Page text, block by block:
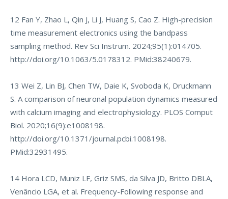
12 Fan Y, Zhao L, Qin J, Li J, Huang S, Cao Z. High-precision
time measurement electronics using the bandpass
sampling method. Rev Sci Instrum. 2024;95(1):014705.
http://doi.org/10.1063/5.0178312. PMid:38240679.
13 Wei Z, Lin BJ, Chen TW, Daie K, Svoboda K, Druckmann
S. A comparison of neuronal population dynamics measured
with calcium imaging and electrophysiology. PLOS Comput
Biol. 2020;16(9):e1008198.
http://doi.org/10.1371/journal.pcbi.1008198.
PMid:32931495.
14 Hora LCD, Muniz LF, Griz SMS, da Silva JD, Britto DBLA,
Venâncio LGA, et al. Frequency-Following response and